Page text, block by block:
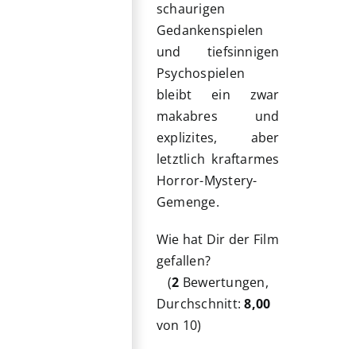
schaurigen
Gedankenspielen
und tiefsinnigen
Psychospielen
bleibt ein zwar
makabres und
explizites, aber
letztlich kraftarmes
Horror-Mystery-
Gemenge.
Wie hat Dir der Film
gefallen?
(2 Bewertungen,
Durchschnitt:8,00
von 10)